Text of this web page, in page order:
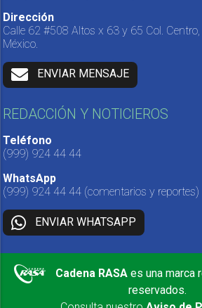
Dirección
Calle 62 #508 Altos x 63 y 65 Col. Centro,
México.
ENVIAR MENSAJE
REDACCIÓN Y NOTICIEROS
Teléfono
(999) 924 44 44
WhatsApp
(999) 924 44 44 (comentarios y reportes)
ENVIAR WHATSAPP
Cadena RASA es una marca
reservados.